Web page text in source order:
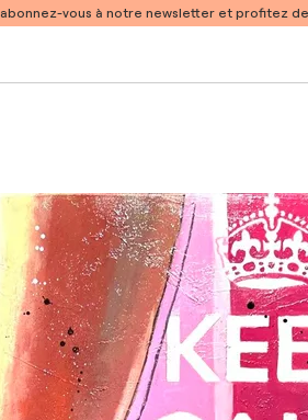
abonnez-vous à notre newsletter et profitez